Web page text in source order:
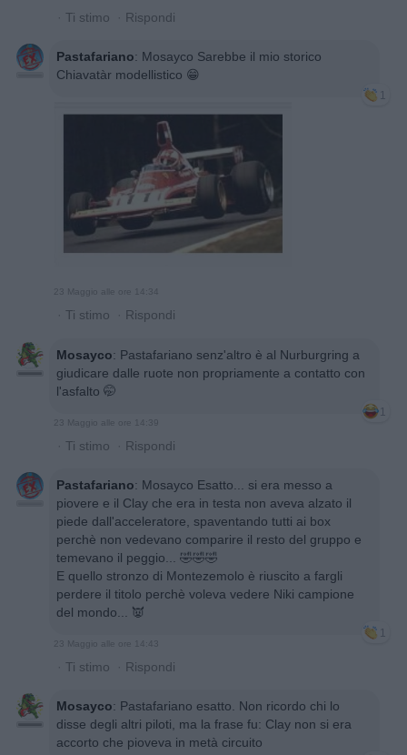
· Ti stimo · Rispondi
Pastafariano: Mosayco Sarebbe il mio storico
Chiavatàr modellistico 😁
1
23 Maggio alle ore 14:34
· Ti stimo · Rispondi
Mosayco: Pastafariano senz'altro è al Nurburgring a
giudicare dalle ruote non propriamente a contatto con
l'asfalto 🤭
1
23 Maggio alle ore 14:39
· Ti stimo · Rispondi
Pastafariano: Mosayco Esatto... si era messo a
piovere e il Clay che era in testa non aveva alzato il
piede dall'acceleratore, spaventando tutti ai box
perchè non vedevano comparire il resto del gruppo e
temevano il peggio... 🤣🤣🤣
E quello stronzo di Montezemolo è riuscito a fargli
perdere il titolo perchè voleva vedere Niki campione
del mondo... 👿
1
23 Maggio alle ore 14:43
· Ti stimo · Rispondi
Mosayco: Pastafariano esatto. Non ricordo chi lo
disse degli altri piloti, ma la frase fu: Clay non si era
accorto che pioveva in metà circuito